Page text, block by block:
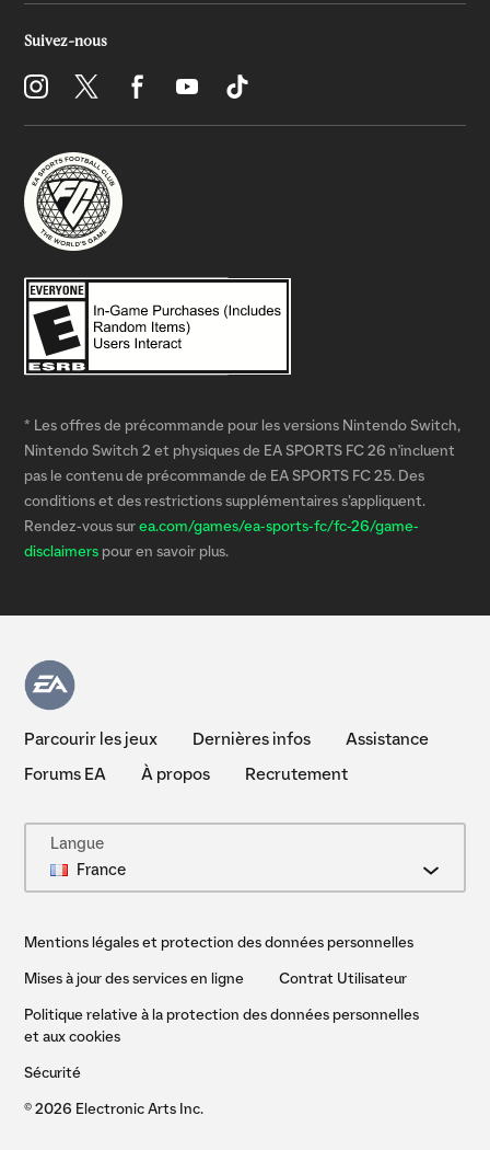
* Les offres de précommande pour les versions Nintendo Switch,
Nintendo Switch 2 et physiques de EA SPORTS FC 26 n'incluent
pas le contenu de précommande de EA SPORTS FC 25. Des
conditions et des restrictions supplémentaires s’appliquent.
Rendez-vous sur ea.com/games/ea-sports-fc/fc-26/game-
disclaimers pour en savoir plus.